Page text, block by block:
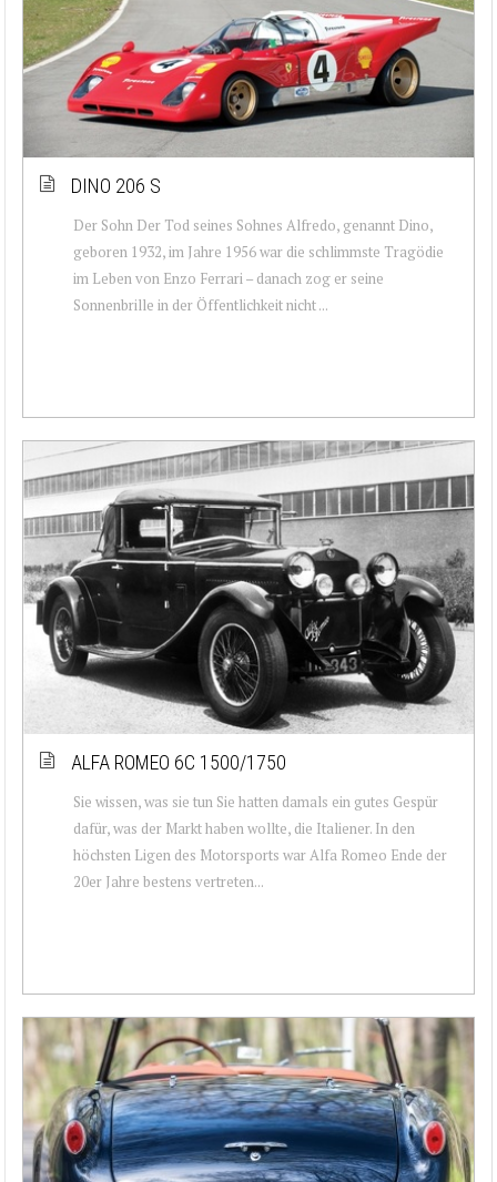
DINO 206 S
Der Sohn Der Tod seines Sohnes Alfredo, genannt Dino,
geboren 1932, im Jahre 1956 war die schlimmste Tragödie
im Leben von Enzo Ferrari – danach zog er seine
Sonnenbrille in der Öffentlichkeit nicht ...
ALFA ROMEO 6C 1500/1750
Sie wissen, was sie tun Sie hatten damals ein gutes Gespür
dafür, was der Markt haben wollte, die Italiener. In den
höchsten Ligen des Motorsports war Alfa Romeo Ende der
20er Jahre bestens vertreten...